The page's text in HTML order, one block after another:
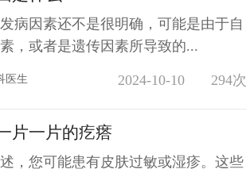
病因素还不是很明确，可能是由于自
，或者是遗传因素所导致的...
医生 2024-10-10 294次
片一片的疙瘩
，您可能患有皮肤过敏或湿疹。这些